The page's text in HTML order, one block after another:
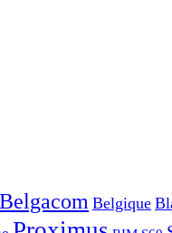
Belgacom Belgique